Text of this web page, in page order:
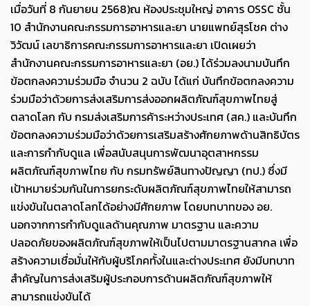
เมื่อวันที่ 8 กันยายน 2568)ณ ห้องประชุมใหญ่ อาคาร OSSC ชั้น
10 สำนักงานคณะกรรมการอาหารและยา นายแพทย์สุรโชค ต่าง
วิวัฒน์ เลขาธิการคณะกรรมการอาหารและยา เปิดเผยว่า
สำนักงานคณะกรรมการอาหารและยา (อย.) ได้ร่วมลงนามบันทึก
ข้อตกลงความร่วมมือ จำนวน 2 ฉบับ ได้แก่ บันทึกข้อตกลงความ
ร่วมมือว่าด้วยการส่งเสริมการส่งออกผลิตภัณฑ์สุขภาพไทยสู่
ตลาดโลก กับ กรมส่งเสริมการค้าระหว่างประเทศ (สค.) และบันทึก
ข้อตกลงความร่วมมือว่าด้วยการเสริมสร้างศักยภาพด้านสิทธิบัตร
และการกำกับดูแล เพื่อสนับสนุนการพัฒนาอุตสาหกรรม
ผลิตภัณฑ์สุขภาพไทย กับ กรมทรัพย์สินทางปัญญา (ทป.) ซึ่งมี
เป้าหมายร่วมกันในการยกระดับผลิตภัณฑ์สุขภาพไทยให้สามารถ
แข่งขันในตลาดโลกได้อย่างมีศักยภาพ โดยบทบาทของ อย.
นอกจากการกำกับดูแลด้านคุณภาพ มาตรฐาน และความ
ปลอดภัยของผลิตภัณฑ์สุขภาพให้เป็นไปตามมาตรฐานสากล เพื่อ
สร้างความเชื่อมั่นให้กับผู้บริโภคทั้งในและต่างประเทศ ยังมีบทบาท
สำคัญในการส่งเสริมผู้ประกอบการด้านผลิตภัณฑ์สุขภาพให้
สามารถแข่งขันได้